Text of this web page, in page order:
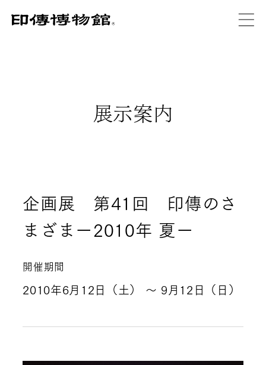
展示案内
企画展 第41回 印傳のさ
まざまー2010年 夏ー
開催期間
2010年6月12日（土） ～ 9月12日（日）